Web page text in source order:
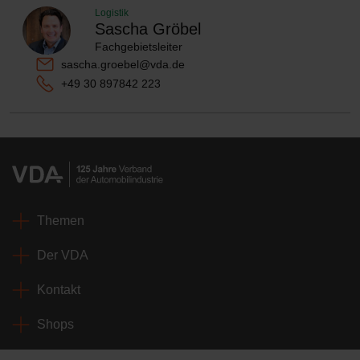
Logistik
Sascha Gröbel
Fachgebietsleiter
sascha.groebel@vda.de
+49 30 897842 223
Themen
Der VDA
Kontakt
Shops